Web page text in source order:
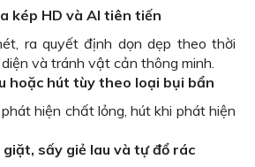
kép HD và AI tiên tiến
ra quyết định dọn dẹp theo thời
và tránh vật cản thông minh.
hoặc hút tùy theo loại bụi bẩn
hiện chất lỏng, hút khi phát hiện
sấy giẻ lau và tự đổ rác